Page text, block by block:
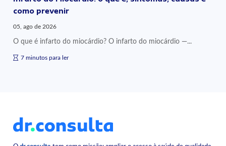
como prevenir
05, ago de 2026
O que é infarto do miocárdio? O infarto do miocárdio —...
7 minutos para ler